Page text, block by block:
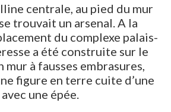
centrale, au pied du mur
trouvait un arsenal. A la
du complexe palais-
a été construite sur le
à fausses embrasures,
figure en terre cuite d’une
une épée.